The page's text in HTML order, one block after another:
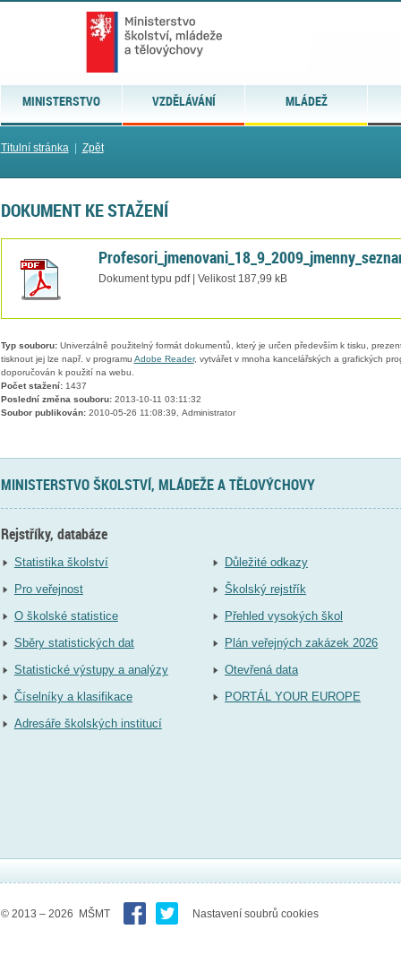
MINISTERSTVO VZDĚLÁVÁNÍ MLÁDEŽ
Titulní stránka| Zpět
DOKUMENT KE STAŽENÍ
Dokument typu pdf | Velikost 187,99 kB
Typ souboru:Univerzálně použitelný formát dokumentů, který je určen především k tisku,
tisknout jej lze např. v programu Adobe Reader, vytvářet v mnoha kancelářských a grafických
doporučován k použití na webu.
Počet stažení:1437
Poslední změna souboru:2013-10-11 03:11:32
Soubor publikován:2010-05-26 11:08:39, Administrator
MINISTERSTVO ŠKOLSTVÍ, MLÁDEŽE A TĚLOVÝCHOVY
Rejstříky, databáze
Statistika školství
Pro veřejnost
O školské statistice
Sběry statistických dat
Statistické výstupy a analýzy
Číselníky a klasifikace
Adresáře školských institucí
Důležité odkazy
Školský rejstřík
Přehled vysokých škol
Plán veřejných zakázek 2026
Otevřená data
PORTÁL YOUR EUROPE
© 2013 – 2026 MŠMT Nastavení soubrů cookies